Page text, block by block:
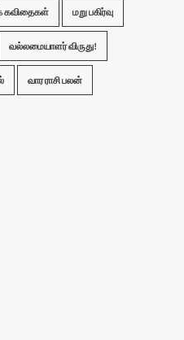
கவிதைகள் மறு பகிர்வு
வல்லமையாளர் விருது!
வார ராசி பலன்